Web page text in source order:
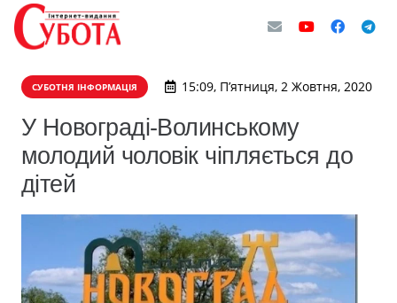
СУБОТНЯ ІНФОРМАЦІЯ 15:09, П’ятниця, 2 Жовтня, 2020
У Новограді-Волинському
молодий чоловік чіпляється до
дітей